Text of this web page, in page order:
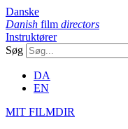
Danske
Danish film directors
Instruktører
Søg
DA
EN
MIT FILMDIR